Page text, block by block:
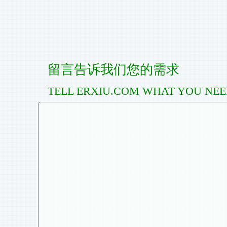
留言告诉我们您的需求
TELL ERXIU.COM WHAT YOU